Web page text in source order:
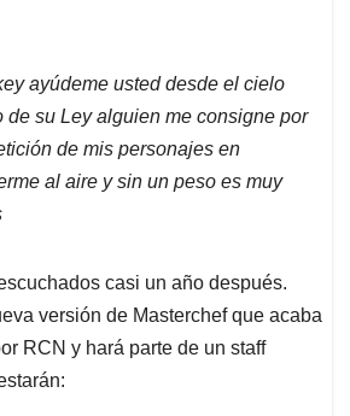
ayúdeme usted desde el cielo
de su Ley alguien me consigne por
de mis personajes en
al aire y sin un peso es muy
casi un año después.
versión de Masterchef que acaba
RCN y hará parte de un staff